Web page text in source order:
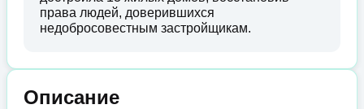
права людей, доверившихся
недобросовестным застройщикам.
Описание